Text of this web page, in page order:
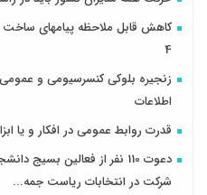
4
زنجیره بلوکی کنسرسیومی و
اطلاعات
قدرت روابط عمومی در افکار و یا
دعوت 110 نفر از فعالین بسیج
شرکت در انتخابات ریاست جمه...